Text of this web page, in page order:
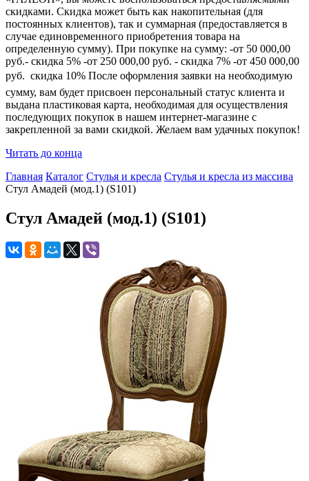
скидками. Скидка может быть как накопительная (для
постоянных клиентов), так и суммарная (предоставляется в
случае единовременного приобретения товара на
определенную сумму). При покупке на сумму: -от 50 000,00
руб.- скидка 5% -от 250 000,00 руб. - скидка 7% -от 450 000,00
руб.  скидка 10% После оформления заявки на необходимую
сумму, вам будет присвоен персональный статус клиента и
выдана пластиковая карта, необходимая для осуществления
последующих покупок в нашем интернет-магазине с
закрепленной за вами скидкой. Желаем вам удачных покупок!
Читать до конца
Главная Каталог Стулья и кресла Стулья и кресла из массива
Стул Амадей (мод.1) (S101)
Стул Амадей (мод.1) (S101)